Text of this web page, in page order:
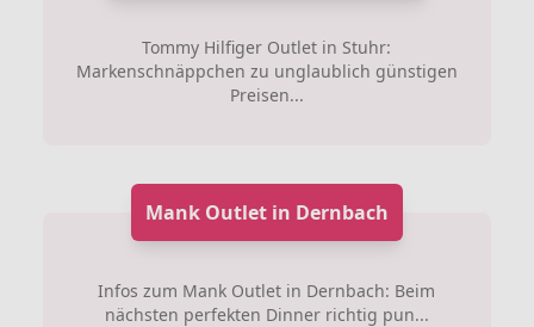
Tommy Hilfiger Outlet in Stuhr:
Markenschnäppchen zu unglaublich günstigen
Preisen...
Mank Outlet in Dernbach
Infos zum Mank Outlet in Dernbach: Beim
nächsten perfekten Dinner richtig pun...